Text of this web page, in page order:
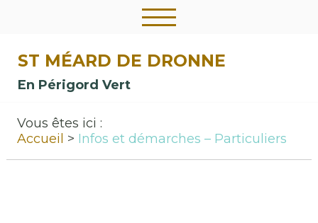
ST MÉARD DE DRONNE
En Périgord Vert
Vous êtes ici :
Accueil
Infos et démarches – Particuliers